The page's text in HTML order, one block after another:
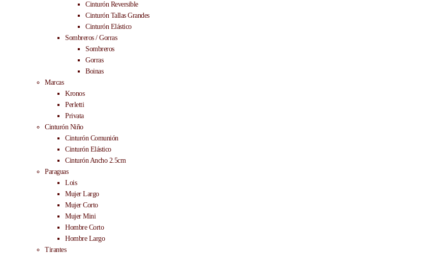
Cinturón Reversible
Cinturón Tallas Grandes
Cinturón Elástico
Sombreros / Gorras
Sombreros
Gorras
Boinas
Marcas
Kronos
Perletti
Privata
Cinturón Niño
Cinturón Comunión
Cinturón Elástico
Cinturón Ancho 2.5cm
Paraguas
Lois
Mujer Largo
Mujer Corto
Mujer Mini
Hombre Corto
Hombre Largo
Tirantes